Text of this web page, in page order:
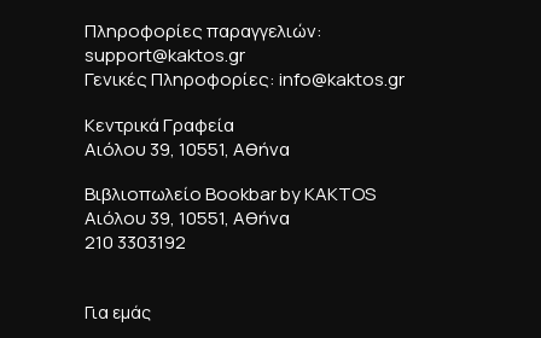
Πληροφορίες παραγγελιών:
support@kaktos.gr
Γενικές Πληροφορίες: info@kaktos.gr
Κεντρικά Γραφεία
Αιόλου 39, 10551, Αθήνα
Βιβλιοπωλείο Bookbar by KAKTOS
Αιόλου 39, 10551, Αθήνα
210 3303192
Για εμάς